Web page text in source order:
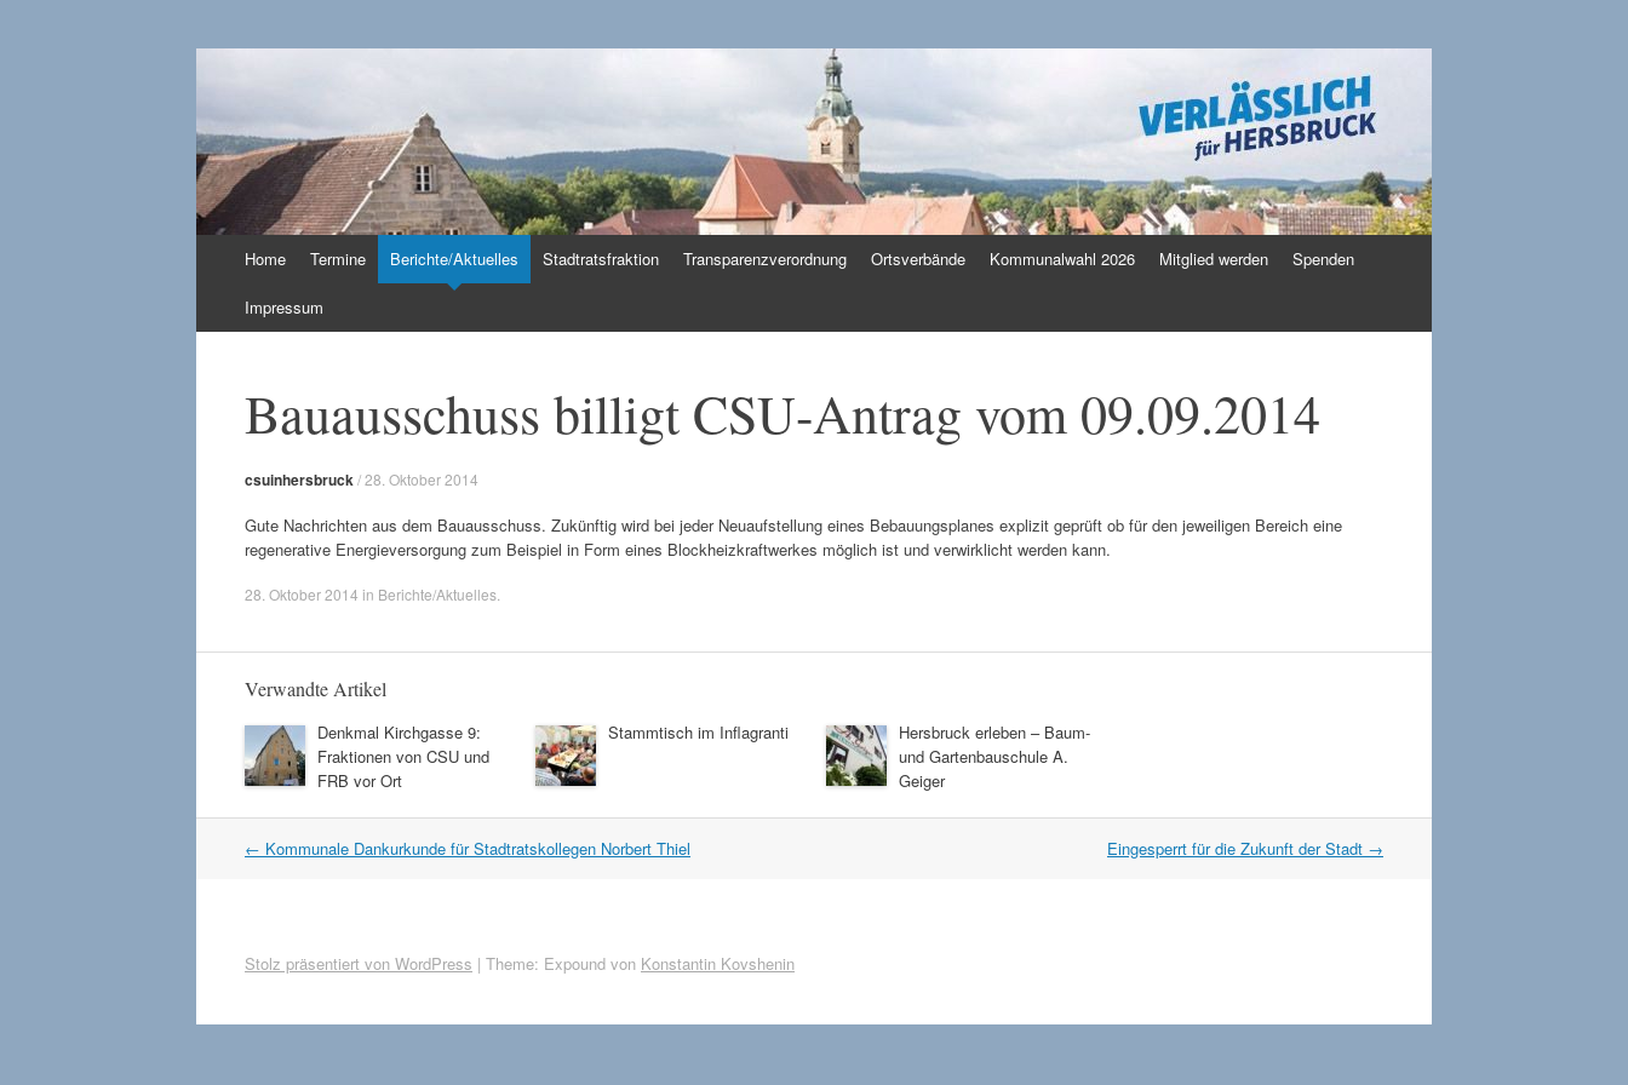
CSU in Hersbruck
springen
Home Termine Berichte/Aktuelles Stadtratsfraktion Transparenzverordnung Ortsverbände Kommunalwahl 2026 Mitglied werden Spenden
Impressum
Bauausschuss billigt CSU-Antrag vom 09.09.2014
csuinhersbruck/28. Oktober 2014
Gute Nachrichten aus dem Bauausschuss. Zukünftig wird bei jeder Neuaufstellung eines Bebauungsplanes explizit geprüft ob für den jeweiligen Bereich eine
regenerative Energieversorgung zum Beispiel in Form eines Blockheizkraftwerkes möglich ist und verwirklicht werden kann.
28. Oktober 2014 in Berichte/Aktuelles
Verwandte Artikel
Denkmal Kirchgasse 9:
Fraktionen von CSU und
FRB vor Ort
Stammtisch im Inflagranti
Hersbruck erleben – Baum-
und Gartenbauschule A.
Geiger
Artikel
← Kommunale Dankurkunde für Stadtratskollegen Norbert Thiel Eingesperrt für die Zukunft der Stadt →
Stolz präsentiert von WordPress | Theme: Expound von Konstantin Kovshenin